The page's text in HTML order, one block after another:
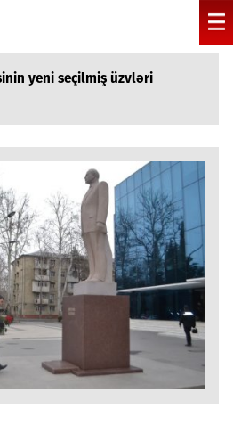
yeni seçilmiş üzvləri